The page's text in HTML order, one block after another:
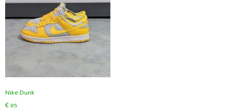
Nike Dunk
€85